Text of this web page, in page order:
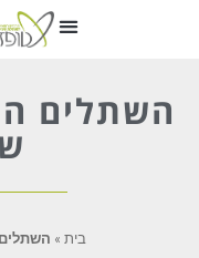
השתלים
בית »